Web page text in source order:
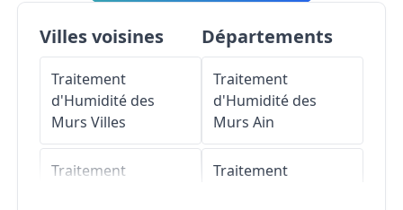
Villes voisines
Traitement
d'Humidité des
Murs Villes
Traitement
Départements
Traitement
d'Humidité des
Murs Ain
Traitement